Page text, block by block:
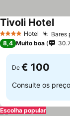
4 EstrelasHotel Bares
Tivoli Hotel
8,4 Muito boa
De € 100
Consulte os
Escolha popular